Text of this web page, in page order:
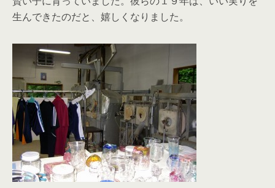
生んできたのだと、嬉しくなりました。